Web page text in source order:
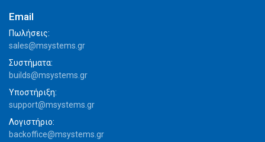
Email
Πωλήσεις:
sales@msystems.gr
Συστήματα:
builds@msystems.gr
Υποστήριξη:
support@msystems.gr
Λογιστήριο:
backoffice@msystems.gr